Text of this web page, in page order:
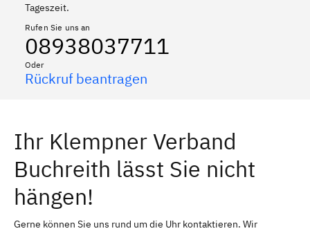
Tageszeit.
Rufen Sie uns an
08938037711
Oder
Rückruf beantragen
Ihr Klempner Verband
Buchreith lässt Sie nicht
hängen!
Gerne können Sie uns rund um die Uhr kontaktieren. Wir